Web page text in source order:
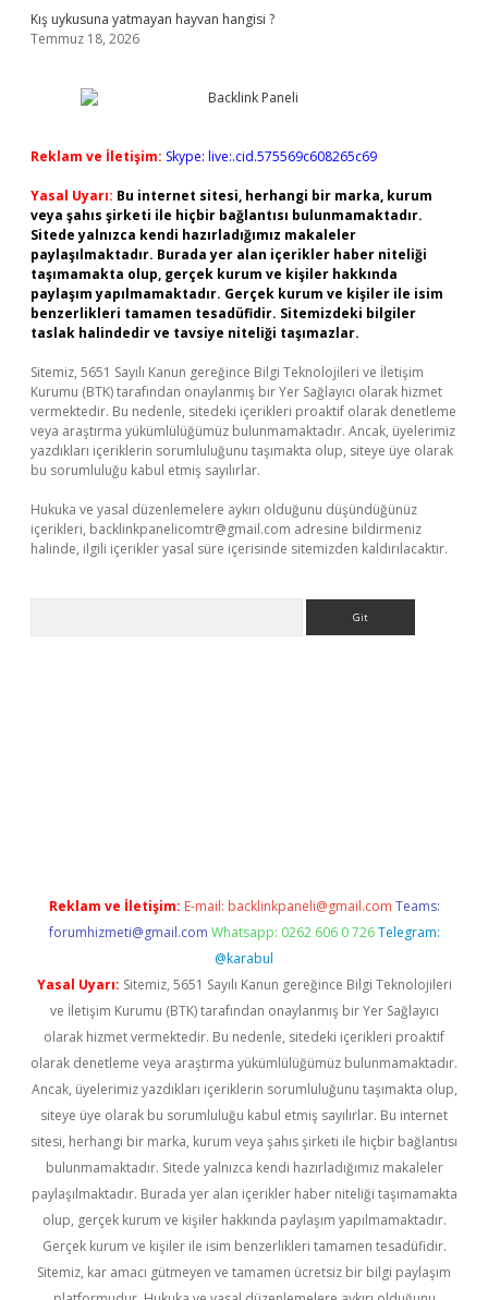
Kış uykusuna yatmayan hayvan hangisi ?
Temmuz 18, 2026
Reklam ve İletişim: Skype: live:.cid.575569c608265c69
Yasal Uyarı: Bu internet sitesi, herhangi bir marka, kurum
veya şahıs şirketi ile hiçbir bağlantısı bulunmamaktadır.
Sitede yalnızca kendi hazırladığımız makaleler
paylaşılmaktadır. Burada yer alan içerikler haber niteliği
taşımamakta olup, gerçek kurum ve kişiler hakkında
paylaşım yapılmamaktadır. Gerçek kurum ve kişiler ile isim
benzerlikleri tamamen tesadüfidir. Sitemizdeki bilgiler
taslak halindedir ve tavsiye niteliği taşımazlar.
Sitemiz, 5651 Sayılı Kanun gereğince Bilgi Teknolojileri ve İletişim
Kurumu (BTK) tarafından onaylanmış bir Yer Sağlayıcı olarak hizmet
vermektedir. Bu nedenle, sitedeki içerikleri proaktif olarak denetleme
veya araştırma yükümlülüğümüz bulunmamaktadır. Ancak, üyelerimiz
yazdıkları içeriklerin sorumluluğunu taşımakta olup, siteye üye olarak
bu sorumluluğu kabul etmiş sayılırlar.
Hukuka ve yasal düzenlemelere aykırı olduğunu düşündüğünüz
içerikleri, backlinkpanelicomtr@gmail.com adresine bildirmeniz
halinde, ilgili içerikler yasal süre içerisinde sitemizden kaldırılacaktır.
Reklam ve İletişim: E-mail: backlinkpaneli@gmail.com Teams:
forumhizmeti@gmail.com Whatsapp: 0262 606 0 726 Telegram:
@karabul
Yasal Uyarı: Sitemiz, 5651 Sayılı Kanun gereğince Bilgi Teknolojileri
ve İletişim Kurumu (BTK) tarafından onaylanmış bir Yer Sağlayıcı
olarak hizmet vermektedir. Bu nedenle, sitedeki içerikleri proaktif
olarak denetleme veya araştırma yükümlülüğümüz bulunmamaktadır.
Ancak, üyelerimiz yazdıkları içeriklerin sorumluluğunu taşımakta olup,
siteye üye olarak bu sorumluluğu kabul etmiş sayılırlar. Bu internet
sitesi, herhangi bir marka, kurum veya şahıs şirketi ile hiçbir bağlantısı
bulunmamaktadır. Sitede yalnızca kendi hazırladığımız makaleler
paylaşılmaktadır. Burada yer alan içerikler haber niteliği taşımamakta
olup, gerçek kurum ve kişiler hakkında paylaşım yapılmamaktadır.
Gerçek kurum ve kişiler ile isim benzerlikleri tamamen tesadüfidir.
Sitemiz, kar amacı gütmeyen ve tamamen ücretsiz bir bilgi paylaşım